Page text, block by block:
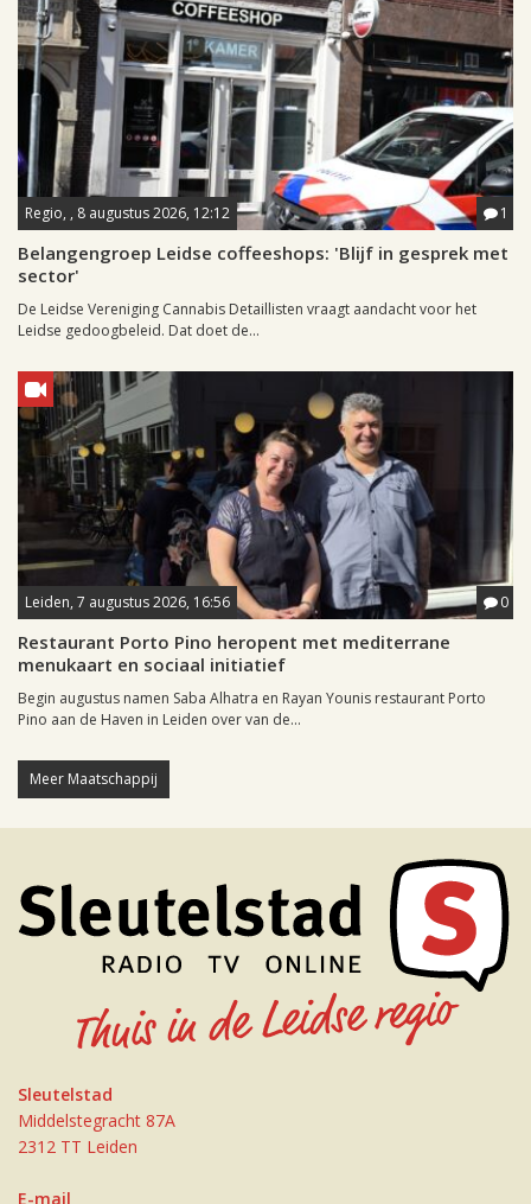
Regio, , 8 augustus 2026, 12:12 1
Belangengroep Leidse coffeeshops: 'Blijf in gesprek met
sector'
De Leidse Vereniging Cannabis Detaillisten vraagt aandacht voor het
Leidse gedoogbeleid. Dat doet de...
Leiden, 7 augustus 2026, 16:56 0
Restaurant Porto Pino heropent met mediterrane
menukaart en sociaal initiatief
Begin augustus namen Saba Alhatra en Rayan Younis restaurant Porto
Pino aan de Haven in Leiden over van de...
Meer Maatschappij
Sleutelstad
Middelstegracht 87A
2312 TT Leiden
E-mail